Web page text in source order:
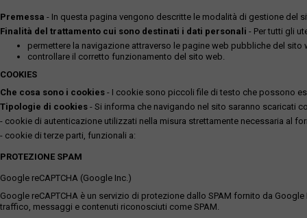
Premessa - In questa pagina vengono descritte le modalità di gestione del
Finalità del trattamento cui sono destinati i dati personali - Per tutti gli
permettere la navigazione attraverso le pagine web pubbliche del sito
controllare il corretto funzionamento del sito web.
COOKIES
Che cosa sono i cookies - I cookie sono piccoli file di testo che possono
Tipologie di cookies - Si informa che navigando nel sito saranno scaricati
- cookie di autenticazione utilizzati nella misura strettamente necessaria al
- cookie di terze parti, funzionali a:
PROTEZIONE SPAM
Google reCAPTCHA (Google Inc.)
Google reCAPTCHA è un servizio di protezione dallo SPAM fornito da
traffico, messaggi e contenuti riconosciuti come SPAM.